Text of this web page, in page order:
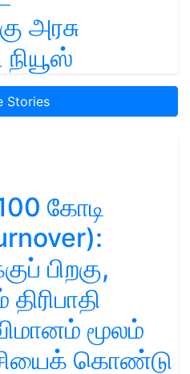
அரசு
Stories
கோடி
பிறகு,
மூலம்
கொண்டு